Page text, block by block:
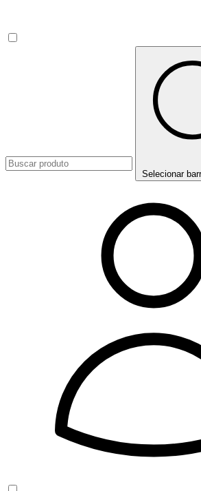
Selecionar